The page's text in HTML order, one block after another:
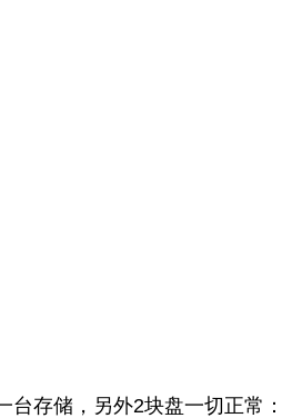
存储，另外2块盘一切正常：